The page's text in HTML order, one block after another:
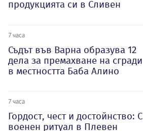
продукцията си в Сливен
7 часа
Съдът във Варна образува 12
дела за премахване на сгради
в местността Баба Алино
7 часа
Гордост, чест и достойнство: С
военен ритуал в Плевен